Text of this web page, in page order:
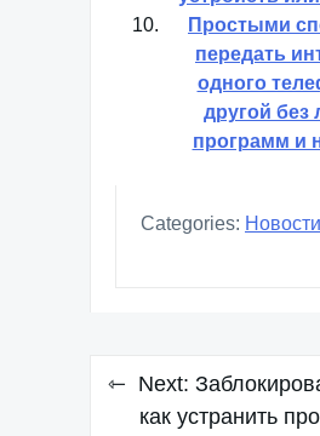
Простыми
передать
одного
другой без
программ и
Categories: Новости
Навигация
Next:
как устранить